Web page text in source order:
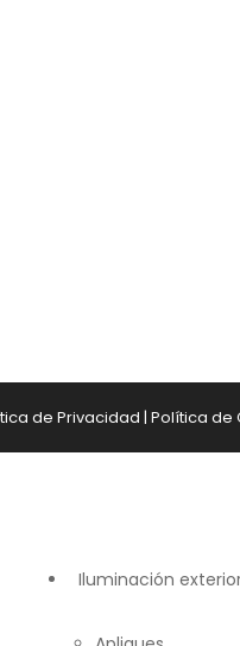
de Privacidad | Política de
Iluminación